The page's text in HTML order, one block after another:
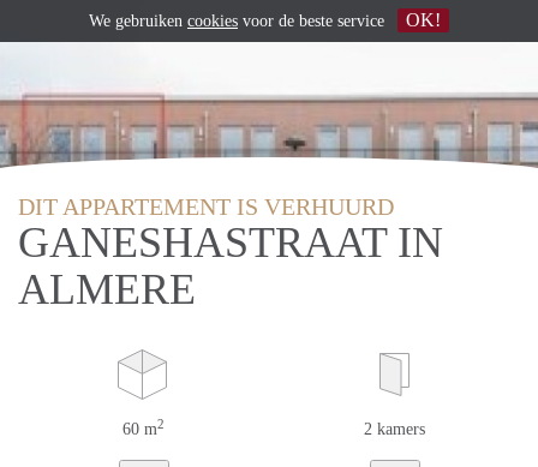
DIT APPARTEMENT IS VERHUURD
GANESHASTRAAT IN
ALMERE
60 m2 2 kamers
We gebruiken cookies voor de beste service OK!